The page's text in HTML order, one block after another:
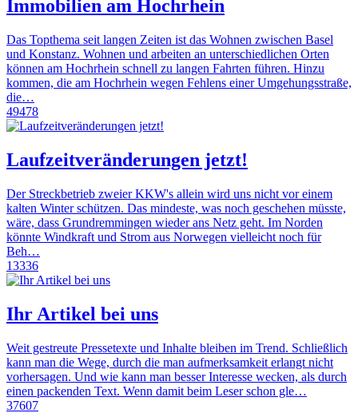
Immobilien am Hochrhein
Das Topthema seit langen Zeiten ist das Wohnen zwischen Basel
und Konstanz. Wohnen und arbeiten an unterschiedlichen Orten
können am Hochrhein schnell zu langen Fahrten führen. Hinzu
kommen, die am Hochrhein wegen Fehlens einer Umgehungsstraße,
die…
49478
Laufzeitveränderungen jetzt!
Der Streckbetrieb zweier KKW's allein wird uns nicht vor einem
kalten Winter schützen. Das mindeste, was noch geschehen müsste,
wäre, dass Grundremmingen wieder ans Netz geht. Im Norden
könnte Windkraft und Strom aus Norwegen vielleicht noch für
Beh…
13336
Ihr Artikel bei uns
Weit gestreute Pressetexte und Inhalte bleiben im Trend. Schließlich
kann man die Wege, durch die man aufmerksamkeit erlangt nicht
vorhersagen. Und wie kann man besser Interesse wecken, als durch
einen packenden Text. Wenn damit beim Leser schon gle…
37607